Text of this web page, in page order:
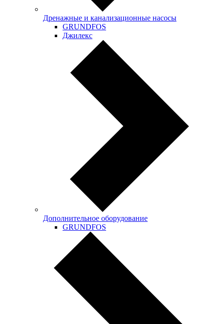
Дренажные и канализационные насосы
GRUNDFOS
Джилекс
Дополнительное оборудование
GRUNDFOS